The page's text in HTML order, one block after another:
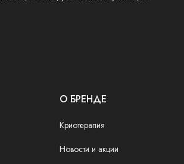
О БРЕНДЕ
Криотерапия
Новости и акции